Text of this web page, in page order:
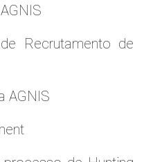
Recrutamento de
AGNIS